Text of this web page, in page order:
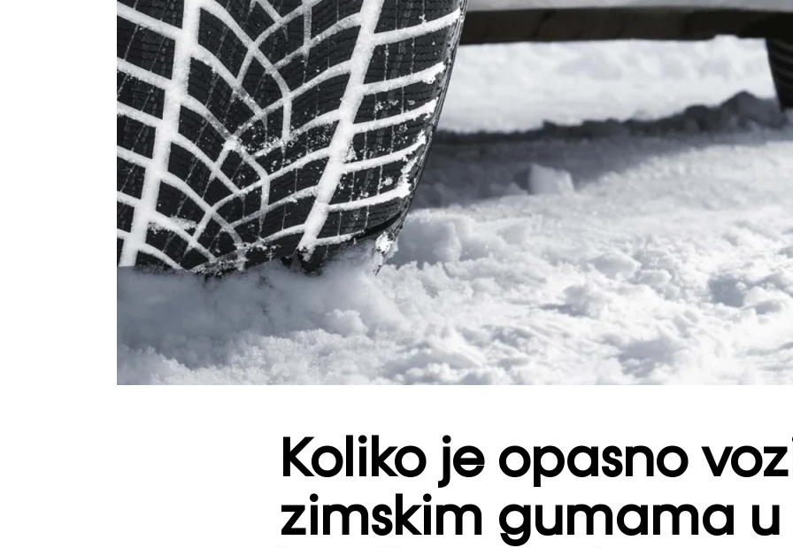
Koliko je opasno
zimskim gumama u